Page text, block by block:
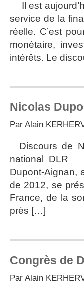
Il est
service de la
réelle. C’est
monétaire,
intérêts. Le
Nicolas
Par Alain
Discours de
national DLR
Dupont-Aignan,
de 2012, se
France, de la
près […]
Congrès de
Par Alain